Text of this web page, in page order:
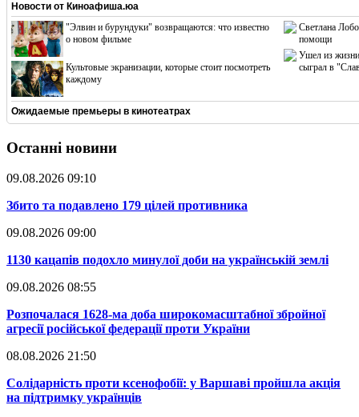
Новости от Киноафиша.юа
"Элвин и бурундуки" возвращаются: что известно
о новом фильме
Культовые экранизации, которые стоит посмотреть
каждому
Светлана
помощи
Ушел из жизни
сыграл в
Ожидаемые премьеры в кинотеатрах
Останні новини
09.08.2026 09:10
​Збито та подавлено 179 цілей противника
09.08.2026 09:00
​1130 кацапів подохло минулої доби на українській землі
09.08.2026 08:55
​Розпочалася 1628-ма доба широкомасштабної збройної
агресії російської федерації проти України
08.08.2026 21:50
​Солідарність проти ксенофобії: у Варшаві пройшла акція
на підтримку українців